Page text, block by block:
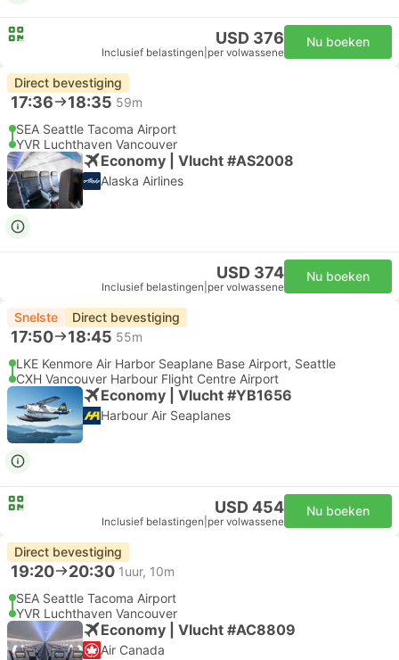
USD 376
Inclusief belastingen per volwassene
Nu boeken
Direct bevestiging
17:36 18:35 59m
SEA Seattle Tacoma Airport
YVR Luchthaven Vancouver
Economy | Vlucht #AS2008
Alaska Airlines
USD 374
Inclusief belastingen per volwassene
Nu boeken
Snelste Direct bevestiging
17:50 18:45 55m
LKE Kenmore Air Harbor Seaplane Base Airport, Seattle
CXH Vancouver Harbour Flight Centre Airport
Economy | Vlucht #YB1656
Harbour Air Seaplanes
USD 454
Inclusief belastingen per volwassene
Nu boeken
Direct bevestiging
19:20 20:30 1uur, 10m
SEA Seattle Tacoma Airport
YVR Luchthaven Vancouver
Economy | Vlucht #AC8809
Air Canada